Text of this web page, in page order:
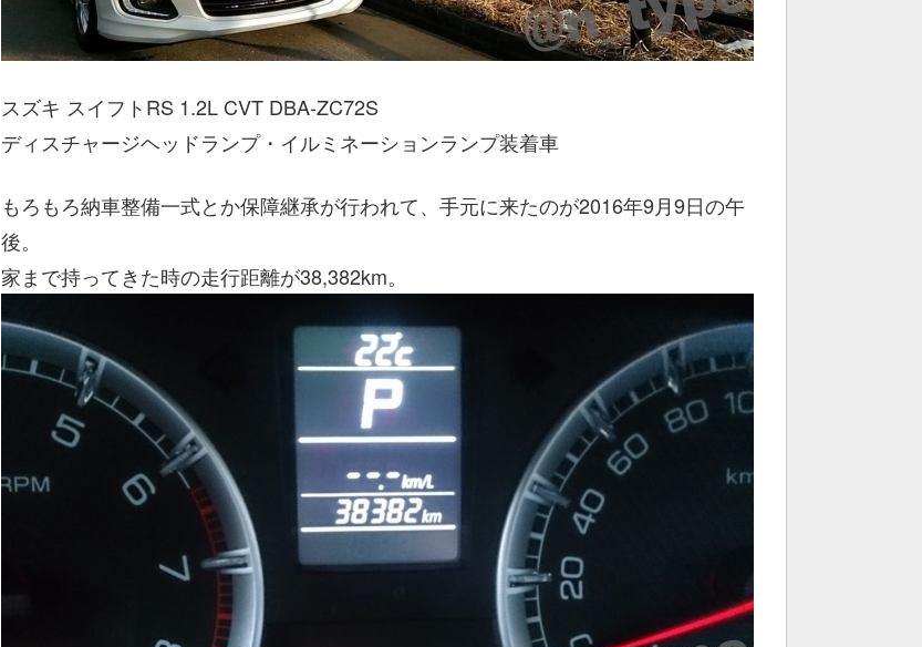
スズキ スイフトRS 1.2L CVT DBA-ZC72S
ディスチャージヘッドランプ・イルミネーションランプ装着車
もろもろ納車整備一式とか保障継承が行われて、手元に来たのが2016年9月9日の午
後。
家まで持ってきた時の走行距離が38,382km。